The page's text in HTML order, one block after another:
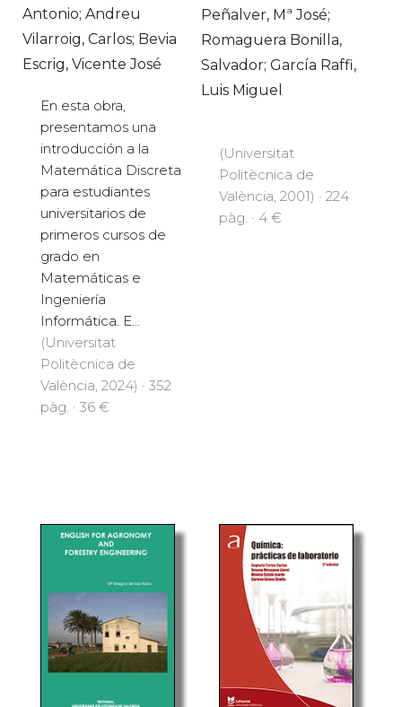
Antonio; Andreu
Vilarroig, Carlos; Bevia
Escrig, Vicente José
En esta obra,
presentamos una
introducción a la
Matemática Discreta
para estudiantes
universitarios de
primeros cursos de
grado en
Matemáticas e
Ingeniería
Informática. E...
(Universitat
Politècnica de
València, 2024) · 352
pàg. · 36 €
Peñalver, Mª José;
Romaguera Bonilla,
Salvador; García Raffi,
Luis Miguel
(Universitat
Politècnica de
València, 2001) · 224
pàg. · 4 €